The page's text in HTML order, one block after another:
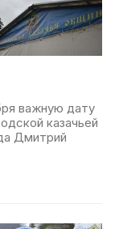
важную дату
казачьей
Дмитрий